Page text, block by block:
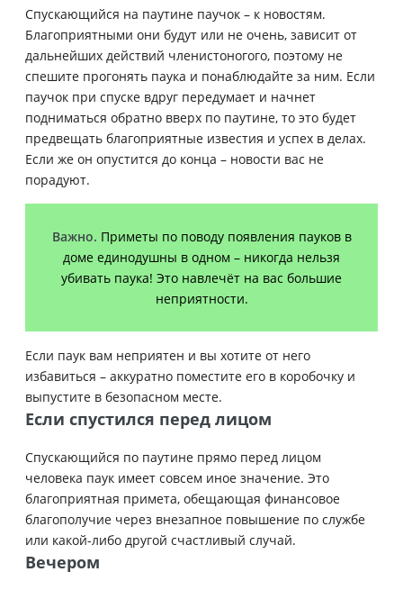
Спускающийся на паутине паучок – к новостям.
Благоприятными они будут или не очень, зависит от
дальнейших действий членистоногого, поэтому не
спешите прогонять паука и понаблюдайте за ним. Если
паучок при спуске вдруг передумает и начнет
подниматься обратно вверх по паутине, то это будет
предвещать благоприятные известия и успех в делах.
Если же он опустится до конца – новости вас не
порадуют.
Важно. Приметы по поводу появления пауков в
доме единодушны в одном – никогда нельзя
убивать паука! Это навлечёт на вас большие
неприятности.
Если паук вам неприятен и вы хотите от него
избавиться – аккуратно поместите его в коробочку и
выпустите в безопасном месте.
Если спустился перед лицом
Спускающийся по паутине прямо перед лицом
человека паук имеет совсем иное значение. Это
благоприятная примета, обещающая финансовое
благополучие через внезапное повышение по службе
или какой-либо другой счастливый случай.
Вечером